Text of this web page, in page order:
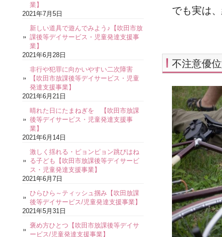
でも実は
不注意優
業】
2021年7月5日
新しい道具で遊んでみよう♪【吹田市放
課後等デイサービス・児童発達支援事
業】
2021年6月28日
非行や犯罪に向かいやすい二次障害
【吹田市放課後等デイサービス・児童
発達支援事業】
2021年6月21日
晴れた日にたまねぎを 【吹田市放課
後等デイサービス・児童発達支援事
業】
2021年6月14日
激しく揺れる・ピョンピョン跳びはね
る子ども【吹田市放課後等デイサービ
ス・児童発達支援事業】
2021年6月7日
ひらひら～ティッシュ掴み【吹田放課
後等デイサービス/児童発達支援事業】
2021年5月31日
褒め方ひとつ【吹田市放課後等デイサ
ービス/児童発達支援事業】